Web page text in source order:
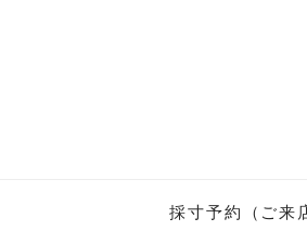
採寸予約（ご来